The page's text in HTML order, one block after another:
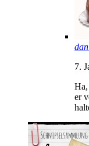
7.
er